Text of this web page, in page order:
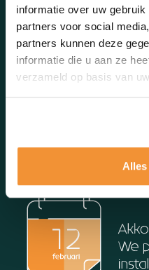
informatie over uw
partners voor social
partners kunnen deze
informatie die u aan ze
verzameld op basis van
Alles